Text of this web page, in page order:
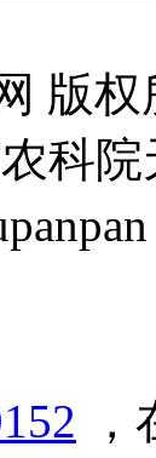
版
科院